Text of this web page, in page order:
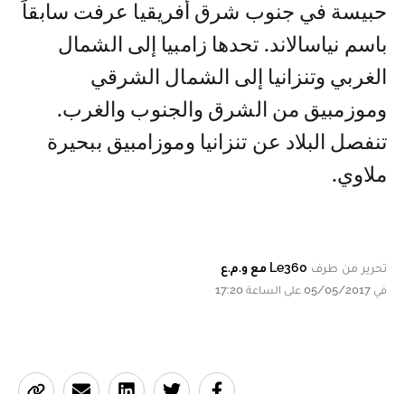
حبيسة في جنوب شرق أفريقيا عرفت سابقاً
باسم نياسالاند. تحدها زامبيا إلى الشمال
الغربي وتنزانيا إلى الشمال الشرقي
وموزمبيق من الشرق والجنوب والغرب.
تنفصل البلاد عن تنزانيا وموزامبيق ببحيرة
ملاوي.
تحرير من طرف Le360 مع و.م.ع
في 05/05/2017 على الساعة 17:20